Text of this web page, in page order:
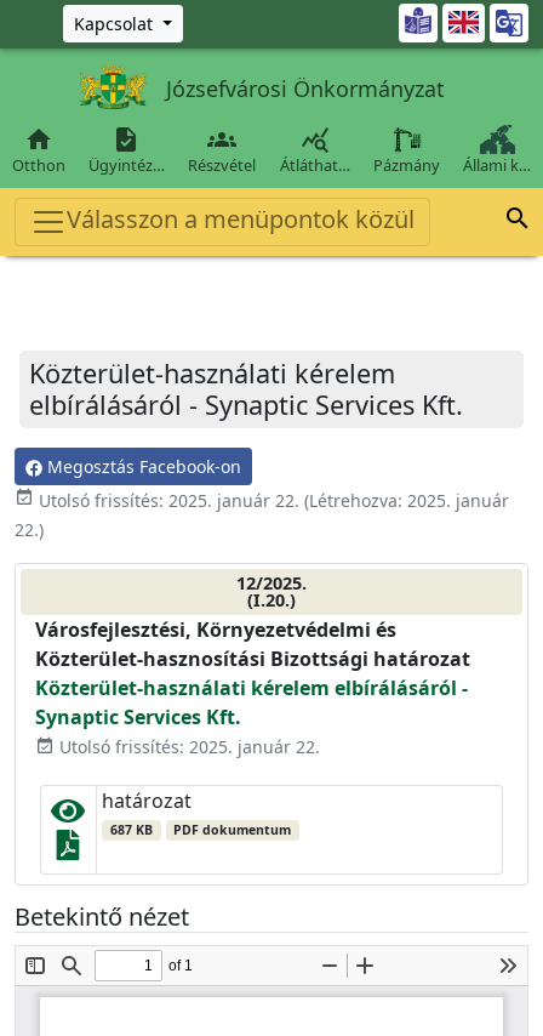
Ugrás a fő tartalomra
Kapcsolat 
Józsefvárosi Önkormányzat

Otthon

Ügyintéz…

Részvétel

Átláthat… Pázmány Állami k…
Válasszon a menüpontok közül 
Közterület-használati kérelem
elbírálásáról - Synaptic Services Kft.
Megosztás Facebook-on
event_available Utolsó frissítés: 2025. január 22. (Létrehozva: 2025. január
22.)
12/2025.
(I.20.)
Városfejlesztési, Környezetvédelmi és
Közterület-hasznosítási Bizottsági határozat
Közterület-használati kérelem elbírálásáról -
Synaptic Services Kft.
event_available Utolsó frissítés: 2025. január 22.
határozat
687 KB PDF dokumentum
Betekintő nézet